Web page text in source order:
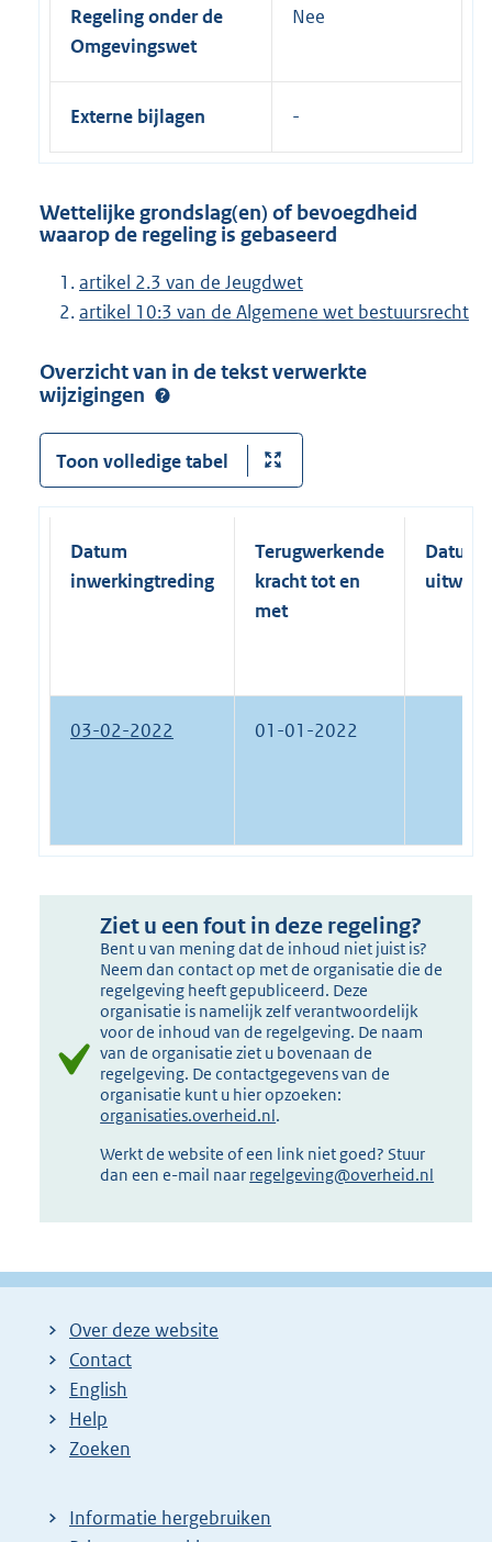
Regeling onder de
Omgevingswet
Nee
Externe bijlagen
Wettelijke grondslag(en) of bevoegdheid
waarop de regeling is gebaseerd
artikel 2.3 van de Jeugdwet
artikel 10:3 van de Algemene wet bestuursrecht
Overzicht van in de tekst verwerkte
wijzigingen
Toon volledige tabel
Datum
inwerkingtreding
Terugwerkende
kracht tot en
met
Datum
03-02-2022 01-01-2022
Ziet u een fout in deze regeling?
Bent u van mening dat de inhoud niet juist is?
Neem dan contact op met de organisatie die de
regelgeving heeft gepubliceerd. Deze
organisatie is namelijk zelf verantwoordelijk
voor de inhoud van de regelgeving. De naam
van de organisatie ziet u bovenaan de
regelgeving. De contactgegevens van de
organisatie kunt u hier opzoeken:
organisaties.overheid.nl.
Werkt de website of een link niet goed? Stuur
dan een e-mail naar regelgeving@overheid.nl
Over deze website
Contact
English
Help
Zoeken
Informatie hergebruiken